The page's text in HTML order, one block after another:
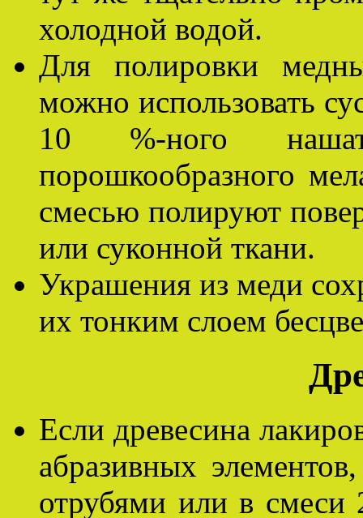
холодной водой.
Для полировки
можно использовать
10 %-ного
порошкообразного
смесью полируют
или суконной ткани.
Украшения из меди
их тонким слоем
Если древесина
абразивных
отрубями или в смеси